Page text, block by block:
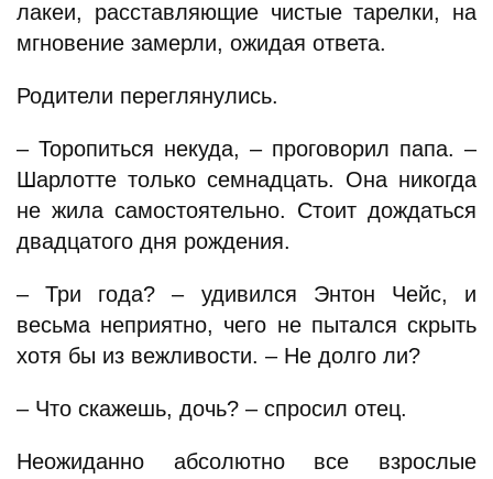
лакеи, расставляющие чистые тарелки, на
мгновение замерли, ожидая ответа.
Родители переглянулись.
– Торопиться некуда, – проговорил папа. –
Шарлотте только семнадцать. Она никогда
не жила самостоятельно. Стоит дождаться
двадцатого дня рождения.
– Три года? – удивился Энтон Чейс, и
весьма неприятно, чего не пытался скрыть
хотя бы из вежливости. – Не долго ли?
– Что скажешь, дочь? – спросил отец.
Неожиданно абсолютно все взрослые